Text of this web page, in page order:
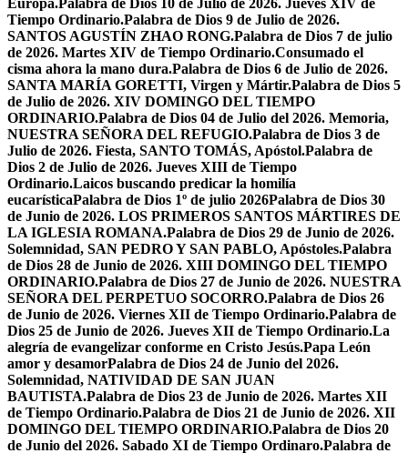
Europa.Palabra de Dios 10 de Julio de 2026. Jueves XIV de
Tiempo Ordinario.Palabra de Dios 9 de Julio de 2026.
SANTOS AGUSTÍN ZHAO RONG.Palabra de Dios 7 de julio
de 2026. Martes XIV de Tiempo Ordinario.Consumado el
cisma ahora la mano dura.Palabra de Dios 6 de Julio de 2026.
SANTA MARÍA GORETTI, Virgen y Mártir.Palabra de Dios 5
de Julio de 2026. XIV DOMINGO DEL TIEMPO
ORDINARIO.Palabra de Dios 04 de Julio del 2026. Memoria,
NUESTRA SEÑORA DEL REFUGIO.Palabra de Dios 3 de
Julio de 2026. Fiesta, SANTO TOMÁS, Apóstol.Palabra de
Dios 2 de Julio de 2026. Jueves XIII de Tiempo
Ordinario.Laicos buscando predicar la homilía
eucarísticaPalabra de Dios 1º de julio 2026Palabra de Dios 30
de Junio de 2026. LOS PRIMEROS SANTOS MÁRTIRES DE
LA IGLESIA ROMANA.Palabra de Dios 29 de Junio de 2026.
Solemnidad, SAN PEDRO Y SAN PABLO, Apóstoles.Palabra
de Dios 28 de Junio de 2026. XIII DOMINGO DEL TIEMPO
ORDINARIO.Palabra de Dios 27 de Junio de 2026. NUESTRA
SEÑORA DEL PERPETUO SOCORRO.Palabra de Dios 26
de Junio de 2026. Viernes XII de Tiempo Ordinario.Palabra de
Dios 25 de Junio de 2026. Jueves XII de Tiempo Ordinario.La
alegría de evangelizar conforme en Cristo Jesús.Papa León
amor y desamorPalabra de Dios 24 de Junio del 2026.
Solemnidad, NATIVIDAD DE SAN JUAN
BAUTISTA.Palabra de Dios 23 de Junio de 2026. Martes XII
de Tiempo Ordinario.Palabra de Dios 21 de Junio de 2026. XII
DOMINGO DEL TIEMPO ORDINARIO.Palabra de Dios 20
de Junio del 2026. Sabado XI de Tiempo Ordinaro.Palabra de